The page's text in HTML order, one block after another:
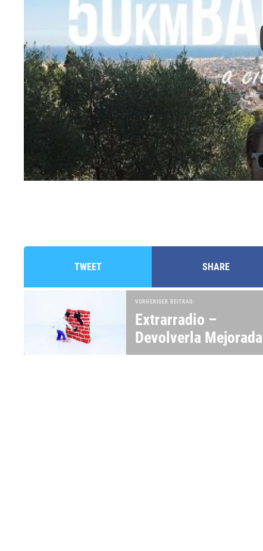
TWEET SHARE
VORHERIGER BEITRAG:
Extrarradio –
Devolverla Mejorada